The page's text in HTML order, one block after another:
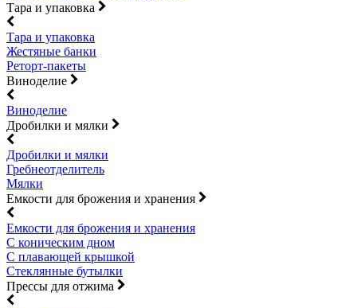
Тара и упаковка
Тара и упаковка
Жестяные банки
Реторт-пакеты
Виноделие
Виноделие
Дробилки и мялки
Дробилки и мялки
Гребнеотделитель
Мялки
Емкости для брожения и хранения
Емкости для брожения и хранения
С коническим дном
С плавающей крышкой
Стеклянные бутылки
Прессы для отжима